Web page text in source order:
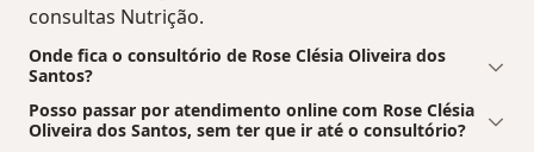
consultas Nutrição.
Onde fica o consultório de Rose Clésia Oliveira dos
Santos?
Posso passar por atendimento online com Rose Clésia
Oliveira dos Santos, sem ter que ir até o consultório?